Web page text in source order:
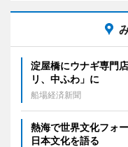
淀屋橋にウナギ専門
リ、中ふわ」に
船場経済新聞
熱海で世界文化フォ
日本文化を語る